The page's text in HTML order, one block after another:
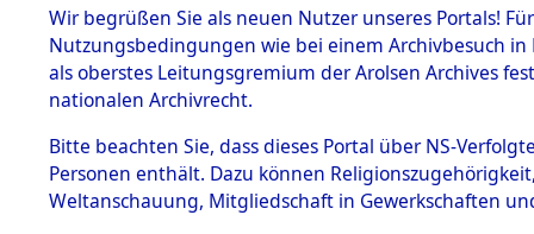
BESTÄNDE
1.
Inhaftierungsdoku
mente
1.2.9 Beim ITS
0003
Wir begrüßen Sie als neuen Nutzer unseres Portals!
Nutzungsbedingungen wie bei einem Archivbesuch
als oberstes Leitungsgremium der Arolsen Archives
nationalen Archivrecht.
Bitte beachten Sie, dass dieses Portal über NS-
Personen enthält. Dazu können
Weltanschauung, Mitgliedschaft in Gewerkschaften